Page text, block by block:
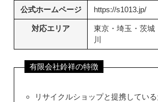
公式ホームページ https://s1013.jp/
対応エリア
東京・埼玉・茨城
川
有限会社鈴祥の特徴
リサイクルショップと提携してい